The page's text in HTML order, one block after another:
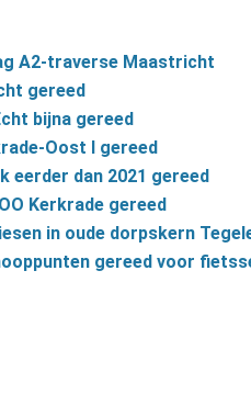
A2-traverse Maastricht
gereed
bijna gereed
Oost I gereed
eerder dan 2021 gereed
Kerkrade gereed
in oude dorpskern
gereed voor